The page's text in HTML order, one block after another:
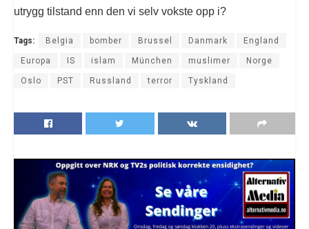
utrygg tilstand enn den vi selv vokste opp i?
Tags: Belgia bomber Brussel Danmark England
Europa IS islam München muslimer Norge
Oslo PST Russland terror Tyskland